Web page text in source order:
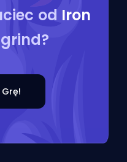
od Iron
grind?